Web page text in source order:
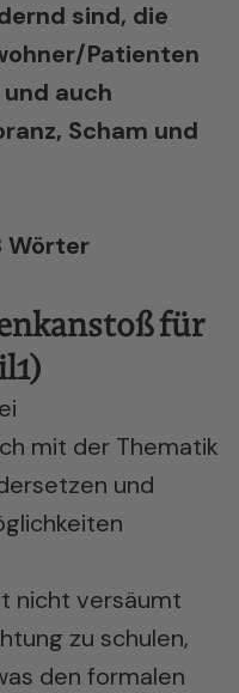
sind, die
Patienten
auch
Scham und
Wörter
für
mit der Thematik
und
nicht versäumt
zu schulen,
den formalen